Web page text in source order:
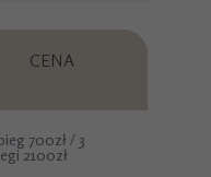
CENA
700zł / 3
2100zł